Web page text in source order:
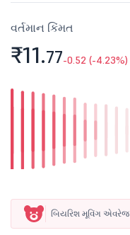
વર્તમાન કિંમત
₹11.77-0.52 (-4.23%)
બિયરિશ મૂવિંગ એવરેજ